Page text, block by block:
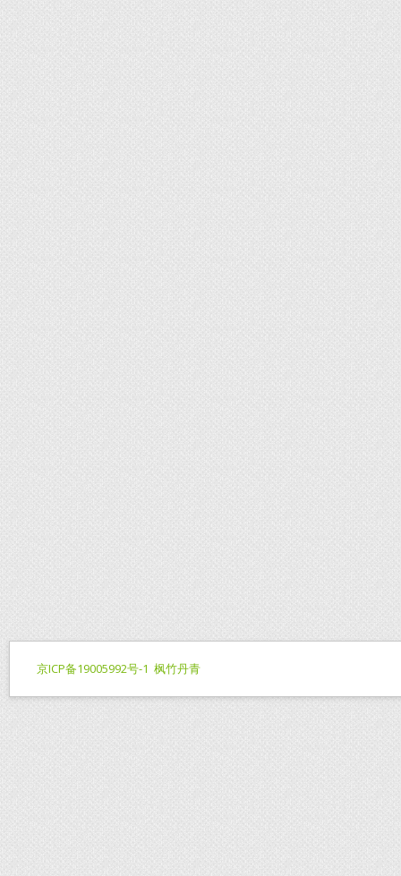
京ICP备19005992号-1 枫竹丹青